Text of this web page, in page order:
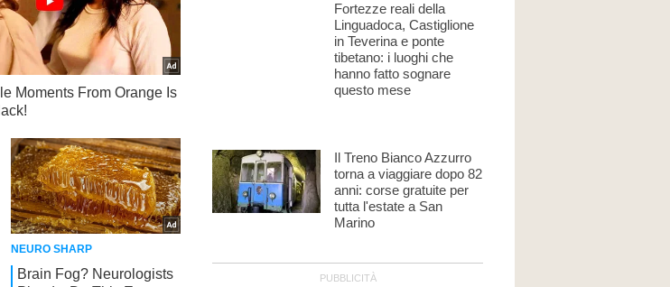
Fortezze reali della
Linguadoca, Castiglione
in Teverina e ponte
tibetano: i luoghi che
hanno fatto sognare
questo mese
Il Treno Bianco Azzurro
torna a viaggiare dopo 82
anni: corse gratuite per
tutta l'estate a San
Marino